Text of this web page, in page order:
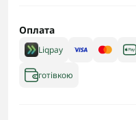
Оплата
Liqpay
готівкою